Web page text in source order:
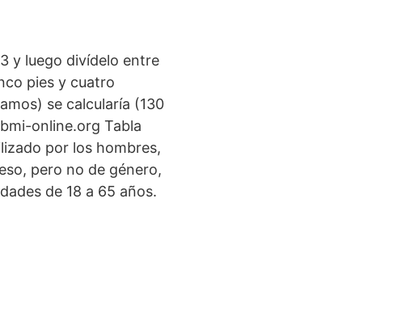
y luego divídelo entre
pies y cuatro
se calcularía (130
online.org Tabla
por los hombres,
pero no de género,
de 18 a 65 años.